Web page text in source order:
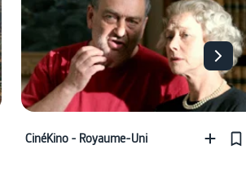
CinéKino - Royaume-Uni